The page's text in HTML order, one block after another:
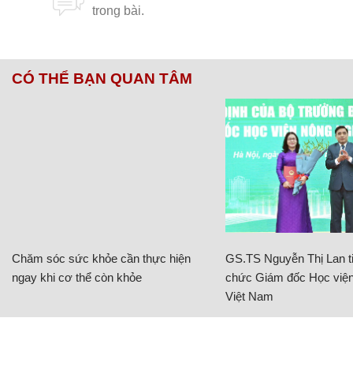
CÓ THỂ BẠN QUAN TÂM
Chăm sóc sức khỏe cần thực hiện
ngay khi cơ thể còn khỏe
GS.TS Nguyễn Thị Lan
chức Giám đốc Học
Việt Nam